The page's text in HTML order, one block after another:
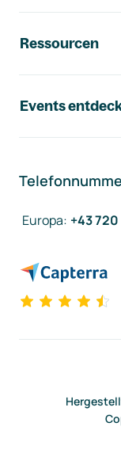
Ressourcen
Events
Europa: +43